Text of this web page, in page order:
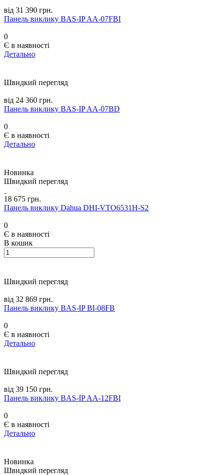
від 31 390 грн.
Панель виклику BAS-IP AA-07FBI
0
Є в наявності
Детально
Швидкий перегляд
від 24 360 грн.
Панель виклику BAS-IP AA-07BD
0
Є в наявності
Детально
Новинка
Швидкий перегляд
18 675 грн.
Панель виклику Dahua DHI-VTO6531H-S2
0
Є в наявності
В кошик
Швидкий перегляд
від 32 869 грн.
Панель виклику BAS-IP BI-08FB
0
Є в наявності
Детально
Швидкий перегляд
від 39 150 грн.
Панель виклику BAS-IP AA-12FBI
0
Є в наявності
Детально
Новинка
Швидкий перегляд